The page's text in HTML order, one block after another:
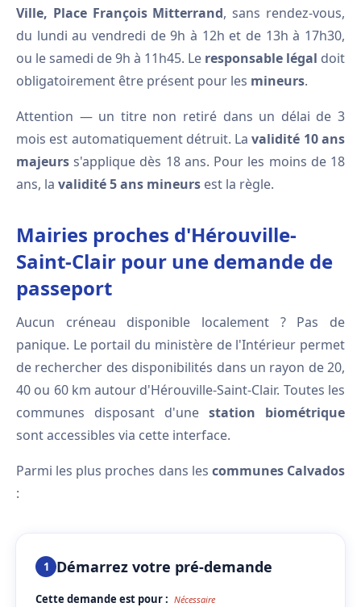
Ville, Place François Mitterrand, sans rendez-vous,
du lundi au vendredi de 9h à 12h et de 13h à 17h30,
ou le samedi de 9h à 11h45. Le responsable légal doit
obligatoirement être présent pour les mineurs.
Attention — un titre non retiré dans un délai de 3
mois est automatiquement détruit. Lavalidité 10 ans
majeurs s'applique dès 18 ans. Pour les moins de 18
ans, la validité 5 ans mineurs est la règle.
Mairies proches d'Hérouville-
Saint-Clair pour une demande de
passeport
Aucun créneau disponible localement ? Pas de
panique. Le portail du ministère de l'Intérieur permet
de rechercher des disponibilités dans un rayon de 20,
40 ou 60 km autour d'Hérouville-Saint-Clair. Toutes les
communes disposant d'une station biométrique
sont accessibles via cette interface.
Parmi les plus proches dans les communes Calvados
:
1 Démarrez votre pré-demande
Cette demande est pour : Nécessaire